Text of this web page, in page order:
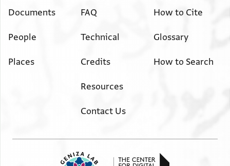
Documents
People
Places
FAQ
Technical
Credits
Resources
Contact Us
How to Cite
Glossary
How to Search